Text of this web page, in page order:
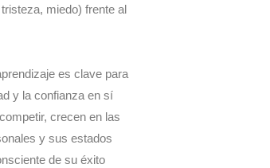
miedo) frente al
es clave para
y la confianza en sí
crecen en las
y sus estados
de su éxito